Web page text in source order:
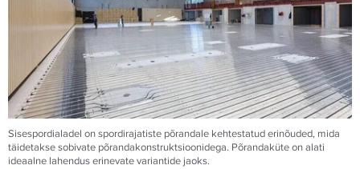
Sisespordialadel on spordirajatiste põrandale kehtestatud erinõuded, mida
täidetakse sobivate põrandakonstruktsioonidega. Põrandaküte on alati
ideaalne lahendus erinevate variantide jaoks.